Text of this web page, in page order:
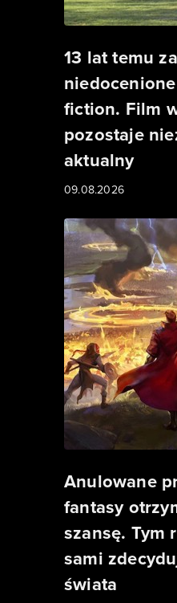
13 lat temu
fiction. Film
pozostaje
aktualny
09.08.2026
Anulowane
fantasy
szansę. Tym
sami
świata